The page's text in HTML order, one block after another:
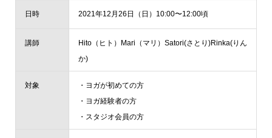
日時 2021年12月26日（日）10:00〜12:00頃
講師
Hito（ヒト）Mari（マリ）Satori(さとり)Rinka(りん
か)
対象
・ヨガが初めての方
・ヨガ経験者の方
・スタジオ会員の方